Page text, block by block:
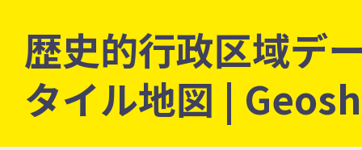
歴史的行政区域デ
タイル地図 |